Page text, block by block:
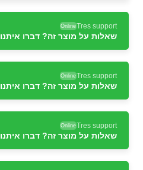
Tres support
Online
שאלות על מוצר זה? דברו איתנו
Tres support
Online
שאלות על מוצר זה? דברו איתנו
Tres support
Online
שאלות על מוצר זה? דברו איתנו